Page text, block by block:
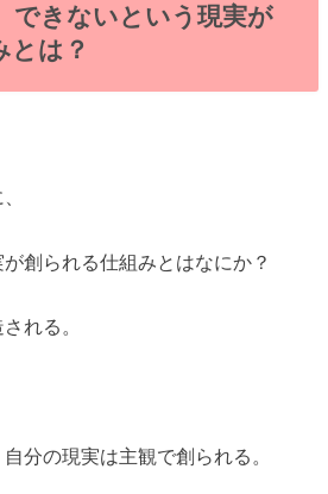
できないという現実が
とは？
創られる仕組みとはなにか？
れる。
分の現実は主観で創られる。